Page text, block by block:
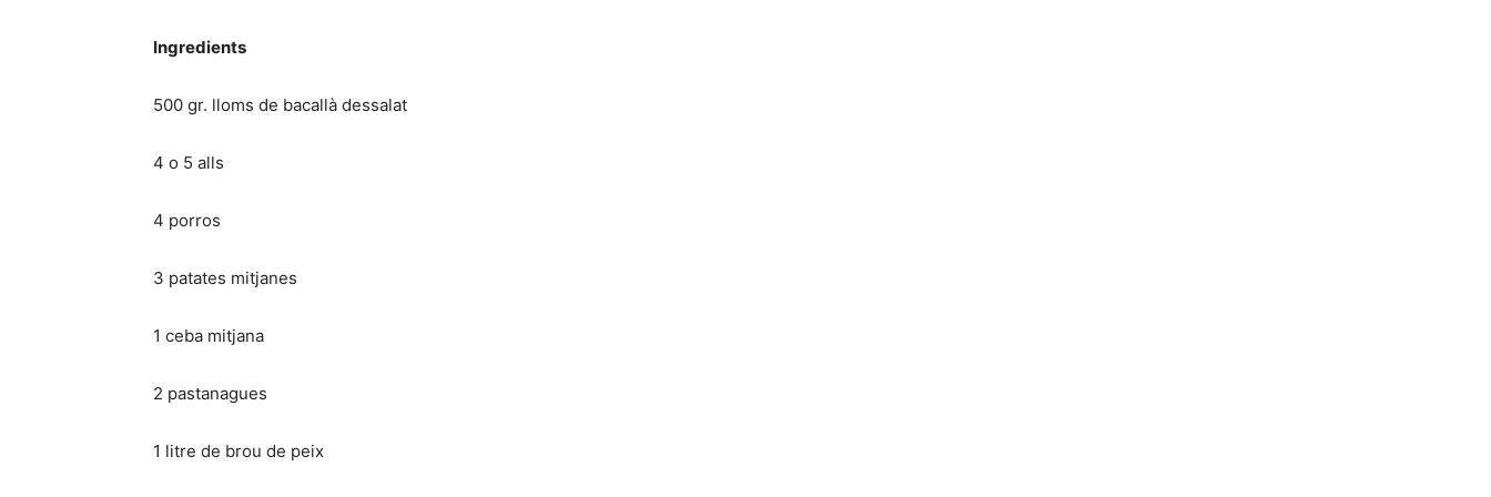
Ingredients
500 gr. lloms de bacallà dessalat
4 o 5 alls
4 porros
3 patates mitjanes
1 ceba mitjana
2 pastanagues
1 litre de brou de peix